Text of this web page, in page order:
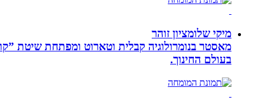
מיקי שלומציון זוהר
בעולם החינוך.